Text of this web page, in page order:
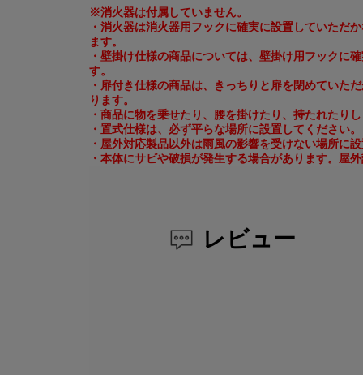
※消火器は付属していません。
・消火器は消火器用フックに確実に設置していただ
ます。
・壁掛け仕様の商品については、壁掛け用フックに
す。
・扉付き仕様の商品は、きっちりと扉を閉めていた
ります。
・商品に物を乗せたり、腰を掛けたり、持たれたり
・置式仕様は、必ず平らな場所に設置してください。
・屋外対応製品以外は雨風の影響を受けない場所に
・本体にサビや破損が発生する場合があります。屋
レビュー